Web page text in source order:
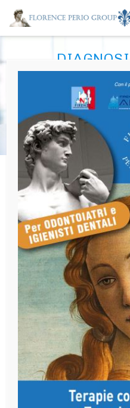
DELLE
CASI
Convegno Estivo FPG
DIAGNOSI E PIANO DI
FUNZIONALE NELLA
DEI CASI PARODONTALI E
Modica, 06-07 Giugno 2014
Scarica il pieghevole
Luogo:
Logistica Medica, Via
MODICA
PROGRAMMA
VENERDÌ 6 GIUGNO